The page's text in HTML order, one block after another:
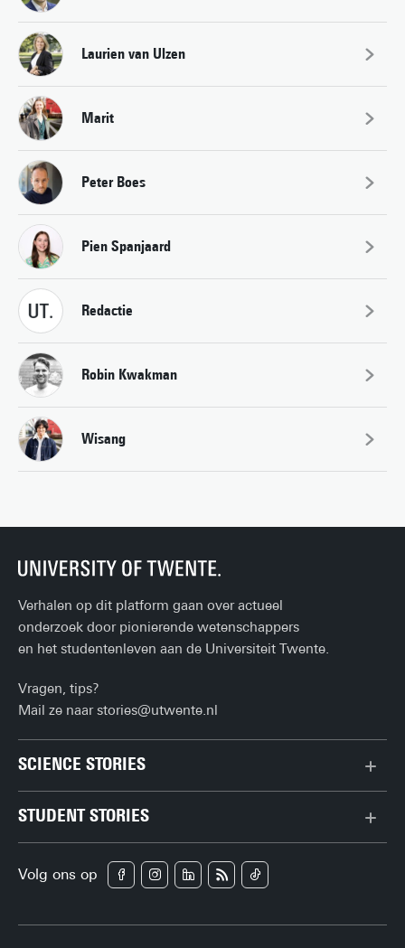
Laurien van Ulzen
Marit
Peter Boes
Pien Spanjaard
Redactie
Robin Kwakman
Wisang
Verhalen op dit platform gaan over actueel
onderzoek door pionierende wetenschappers
en het studentenleven aan de Universiteit Twente.
Vragen, tips?
Mail ze naarstories@utwente.nl
SCIENCE STORIES
Gezondheid
STUDENT STORIES
Campus
Volg ons op